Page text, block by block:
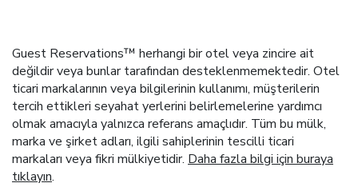
Guest Reservations™ herhangi bir otel veya zincire ait
değildir veya bunlar tarafından desteklenmemektedir. Otel
ticari markalarının veya bilgilerinin kullanımı, müşterilerin
tercih ettikleri seyahat yerlerini belirlemelerine yardımcı
olmak amacıyla yalnızca referans amaçlıdır. Tüm bu mülk,
marka ve şirket adları, ilgili sahiplerinin tescilli ticari
markaları veya fikri mülkiyetidir. Daha fazla bilgi için buraya
tıklayın.